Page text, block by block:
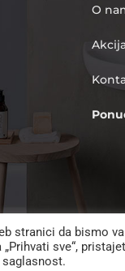
O
stranici da bismo
sve“,
saglasnost.